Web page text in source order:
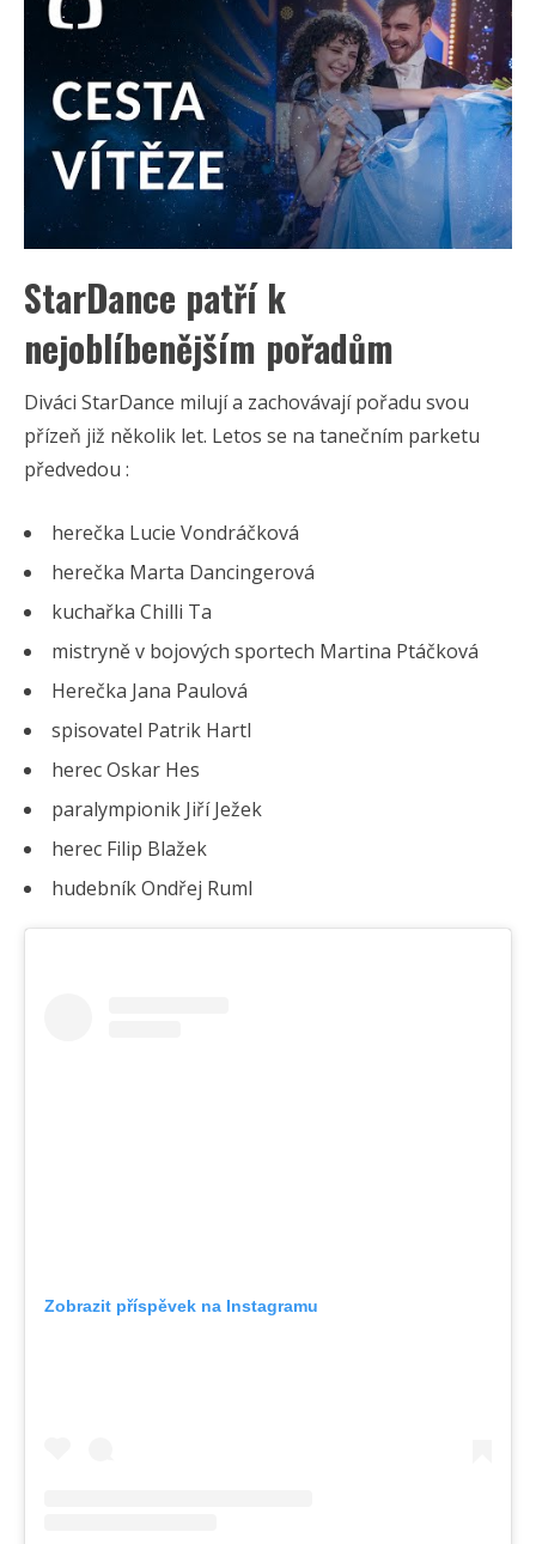
StarDance patří k
nejoblíbenějším pořadům
Diváci StarDance milují a zachovávají pořadu svou
přízeň již několik let. Letos se na tanečním parketu
předvedou :
herečka Lucie Vondráčková
herečka Marta Dancingerová
kuchařka Chilli Ta
mistryně v bojových sportech Martina Ptáčková
Herečka Jana Paulová
spisovatel Patrik Hartl
herec Oskar Hes
paralympionik Jiří Ježek
herec Filip Blažek
hudebník Ondřej Ruml
Zobrazit příspěvek na Instagramu